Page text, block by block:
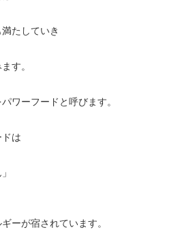
たしていき
す。
ワーフードと呼びます。
は
ーが宿されています。